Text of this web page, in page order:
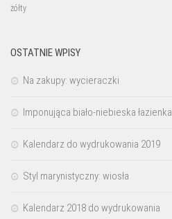
żółty
OSTATNIE WPISY
Na zakupy: wycieraczki
Imponująca biało-niebieska łazienka
Kalendarz do wydrukowania 2019
Styl marynistyczny: wiosła
Kalendarz 2018 do wydrukowania